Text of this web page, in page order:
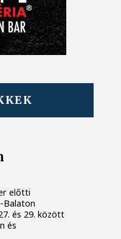
előtti
Balaton
és 29. között
és